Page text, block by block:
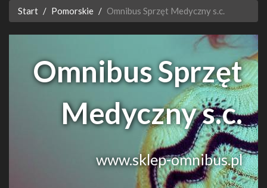
Start Pomorskie Omnibus Sprzęt Medyczny s.c.
Omnibus Sprzęt
Medyczny s.c.
www.sklep-omnibus.pl